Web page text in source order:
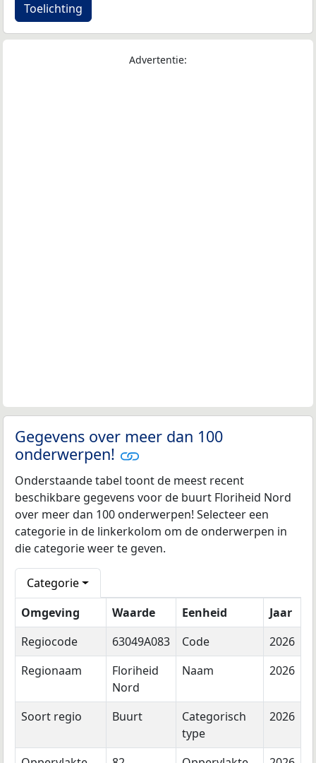
Toelichting
Advertentie:
Gegevens over meer dan 100
onderwerpen!
Onderstaande tabel toont de meest recent
beschikbare gegevens voor de buurt Floriheid Nord
over meer dan 100 onderwerpen! Selecteer een
categorie in de linkerkolom om de onderwerpen in
die categorie weer te geven.
Categorie
Omgeving
Waarde Eenheid
Jaar
Regiocode
63049A083 Code
2026
Regionaam
Floriheid
Nord
Naam 2026
Soort regio Buurt
Categorisch
type
2026